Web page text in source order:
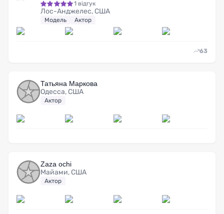
1 відгук
Лос-Анджелес, США
Модель Актор
63
Татьяна Маркова
Одесса, США
Актор
Zaza ochi
Майами, США
Актор